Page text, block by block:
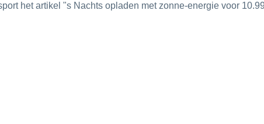
het artikel "s Nachts opladen met zonne-energie voor